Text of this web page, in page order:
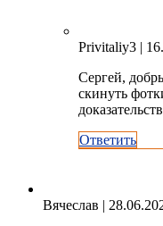
Privitaliy3 |
Сергей,
скинуть
Ответить
Вячеслав |